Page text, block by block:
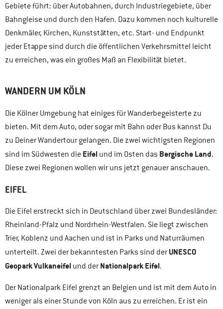
Gebiete führt: über Autobahnen, durch Industriegebiete, über
Bahngleise und durch den Hafen. Dazu kommen noch kulturelle
Denkmäler, Kirchen, Kunststätten, etc. Start- und Endpunkt
jeder Etappe sind durch die öffentlichen Verkehrsmittel leicht
zu erreichen, was ein großes Maß an Flexibilität bietet.
WANDERN UM KÖLN
Die Kölner Umgebung hat einiges für Wanderbegeisterte zu
bieten. Mit dem Auto, oder sogar mit Bahn oder Bus kannst Du
zu Deiner Wandertour gelangen. Die zwei wichtigsten Regionen
sind im Südwesten die Eifel und im Osten das Bergische Land.
Diese zwei Regionen wollen wir uns jetzt genauer anschauen.
EIFEL
Die Eifel erstreckt sich in Deutschland über zwei Bundesländer:
Rheinland-Pfalz und Nordrhein-Westfalen. Sie liegt zwischen
Trier, Koblenz und Aachen und ist in Parks und Naturräumen
unterteilt. Zwei der bekanntesten Parks sind der UNESCO
Geopark Vulkaneifel und der Nationalpark Eifel.
Der Nationalpark Eifel grenzt an Belgien und ist mit dem Auto in
weniger als einer Stunde von Köln aus zu erreichen. Er ist ein